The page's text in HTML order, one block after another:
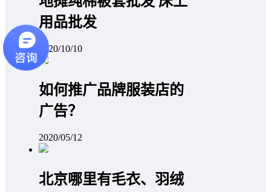
用品批发
2020/10/10
如何推广品牌服装店的
广告？
2020/05/12
北京哪里有毛衣、羽绒